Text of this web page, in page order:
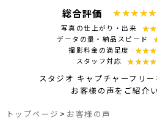
総合評価 ★★★★★
★★★★★
写真の仕上がり・出来
データの量・納品スピード
撮影料金の満足度
スタッフ対応
スタジオ キャプチャーフリ
お客様の声をご紹介
トップページ > お客様の声